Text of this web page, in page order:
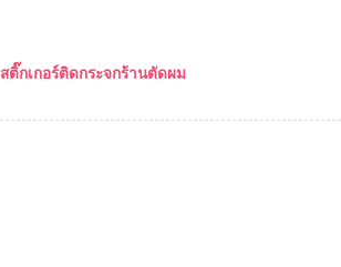
สติ๊กเกอร์ติดกระจกร้านตัดผม